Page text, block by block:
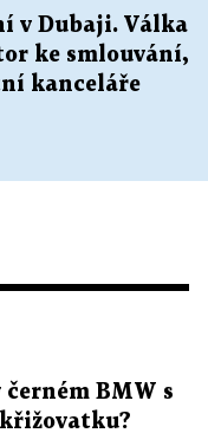
v Dubaji. Válka
ke smlouvání,
kanceláře
černém BMW s